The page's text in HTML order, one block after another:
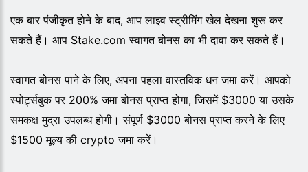
एक बार पंजीकृत होने के बाद, आप लाइव स्ट्रीमिंग खेल देखना शुरू कर
सकते हैं। आप Stake.com स्वागत बोनस का भी दावा कर सकते हैं।
स्वागत बोनस पाने के लिए, अपना पहला वास्तविक धन जमा करें। आपको
स्पोर्ट्सबुक पर 200% जमा बोनस प्राप्त होगा, जिसमें $3000 या उसके
समकक्ष मुद्रा उपलब्ध होगी। संपूर्ण $3000 बोनस प्राप्त करने के लिए
$1500 मूल्य की crypto जमा करें।